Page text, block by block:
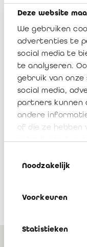
Deze website
We gebruiken
advertenties te
social media te
te analyseren.
gebruik van
social media,
partners kunnen
andere
of die ze hebben
Noodzakelijk
Voorkeuren
Statistieken